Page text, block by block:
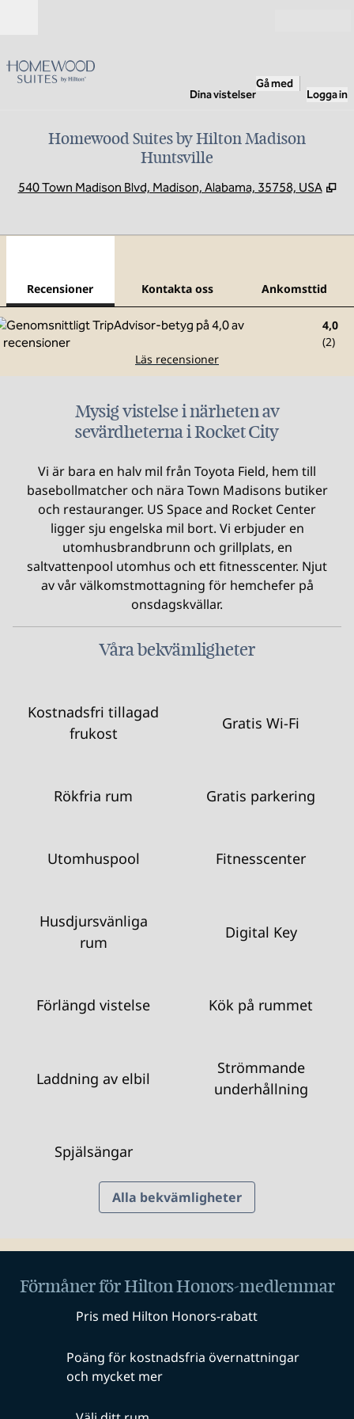
Dina vistelser
Gå med
Logga in
Homewood Suites by Hilton Madison
Huntsville
540 Town Madison Blvd, Madison, Alabama, 35758, USA ,
Recensioner Kontakta oss Ankomsttid
4,0
(2)
Läs recensioner
Mysig vistelse i närheten av
sevärdheterna i Rocket City
Vi är bara en halv mil från Toyota Field, hem till
basebollmatcher och nära Town Madisons butiker
och restauranger. US Space and Rocket Center
ligger sju engelska mil bort. Vi erbjuder en
utomhusbrandbrunn och grillplats, en
saltvattenpool utomhus och ett fitnesscenter. Njut
av vår välkomstmottagning för hemchefer på
onsdagskvällar.
Våra bekvämligheter
Kostnadsfri tillagad
frukost
Gratis Wi-Fi
Rökfria rum Gratis parkering
Utomhuspool Fitnesscenter
Husdjursvänliga
rum
Digital Key
Förlängd vistelse Kök på rummet
Laddning av elbil
Strömmande
underhållning
Spjälsängar
Alla bekvämligheter
Förmåner för Hilton Honors-medlemmar
Pris med Hilton Honors-rabatt
Poäng för kostnadsfria övernattningar
och mycket mer